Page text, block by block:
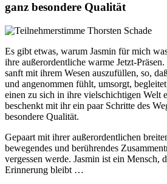
ganz besondere Qualität
Es gibt etwas, warum Jasmin für mich
ihre außerordentliche warme Jetzt-
sanft mit ihrem Wesen auszufüllen, so,
und angenommen fühlt, umsorgt,
einen zu sich in ihre vielschichtigen Welt
beschenkt mit ihr ein paar Schritte des
besondere Qualität.
Gepaart mit ihrer außerordentlichen
bewegendes und berührendes
vergessen werde. Jasmin ist ein Mensch,
Erinnerung bleibt …